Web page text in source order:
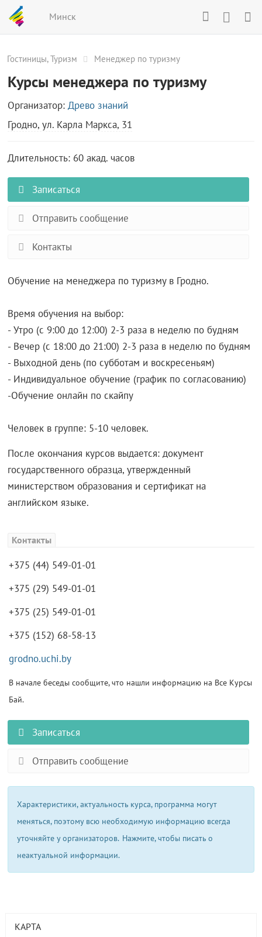
Минск
Гостиницы, Туризм Менеджер по туризму
Курсы менеджера по туризму
Организатор:Древо знаний
Гродно, ул. Карла Маркса, 31
Длительность: 60 акад. часов
Записаться
Отправить сообщение
Контакты
Обучение на менеджера по туризму в Гродно.
Время обучения на выбор:
- Утро (с 9:00 до 12:00) 2-3 раза в неделю по будням
- Вечер (с 18:00 до 21:00) 2-3 раза в неделю по будням
- Выходной день (по субботам и воскресеньям)
- Индивидуальное обучение (график по согласованию)
-Обучение онлайн по скайпу
Человек в группе: 5-10 человек.
После окончания курсов выдается: документ
государственного образца, утвержденный
министерством образования и сертификат на
английском языке.
Контакты
+375 (44) 549-01-01
+375 (29) 549-01-01
+375 (25) 549-01-01
+375 (152) 68-58-13
grodno.uchi.by
В начале беседы сообщите, что нашли информацию на Все Курсы
Бай.
Записаться
Отправить сообщение
Характеристики, актуальность курса, программа могут
меняться, поэтому всю необходимую информацию всегда
уточняйте у организаторов. Нажмите, чтобы писать о
неактуальной информации.
КАРТА